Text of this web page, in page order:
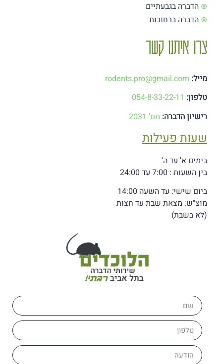
⊗ הדברה בגבעתיים
⊗ הדברה ברחובות
צרו איתנו קשר
מייל: rodents.pro@gmail.com
טלפון: 054-8-33-22-11
רישיון הדברה: מס' 2031
שעות פעילות
בימים א' עד ה'
בין השעות : 7:00 עד 24:00
ביום שישי: עד השעה 14:00
מוצ"ש: מצאת שבת עד חצות
(לא בשבת)